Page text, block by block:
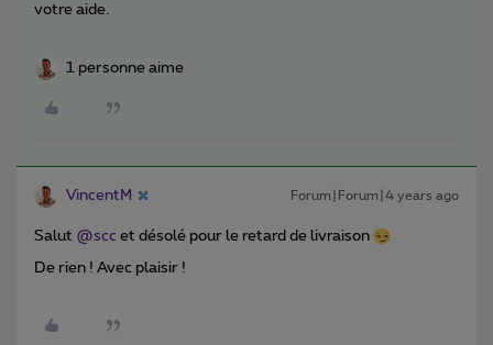
votre aide.
1 personne aime
VincentM Forum|Forum|4 years ago
Salut @scc et désolé pour le retard de livraison
De rien ! Avec plaisir !